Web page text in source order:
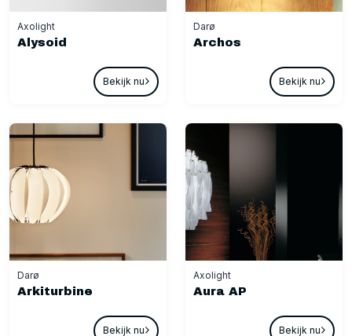
Axolight
Alysoid
Bekijk nu
Darø
Archos
Bekijk nu
Darø
Arkiturbine
Bekijk nu
Axolight
Aura AP
Bekijk nu